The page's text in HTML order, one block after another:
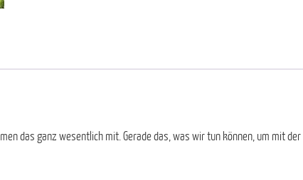
das ganz wesentlich mit. Gerade das, was wir tun können, um mit der